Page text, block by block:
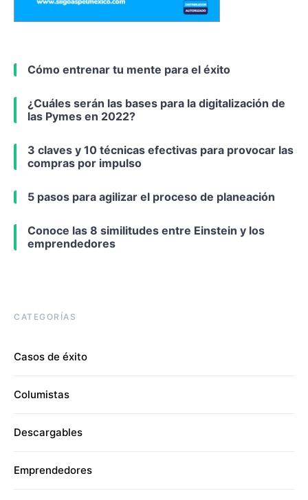
Cómo entrenar tu mente para el éxito
¿Cuáles serán las bases para la digitalización de
las Pymes en 2022?
3 claves y 10 técnicas efectivas para provocar las
compras por impulso
5 pasos para agilizar el proceso de planeación
Conoce las 8 similitudes entre Einstein y los
emprendedores
CATEGORÍAS
Casos de éxito
Columistas
Descargables
Emprendedores